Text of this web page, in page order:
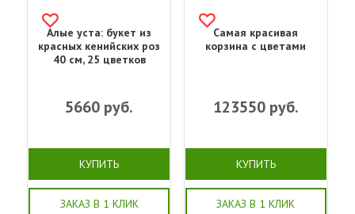
Алые уста: букет из
красных кенийских роз
40 см, 25 цветков
5660 руб.
КУПИТЬ
ЗАКАЗ В 1 КЛИК
Самая красивая
корзина с цветами
123550руб.
КУПИТЬ
ЗАКАЗ В 1 КЛИК